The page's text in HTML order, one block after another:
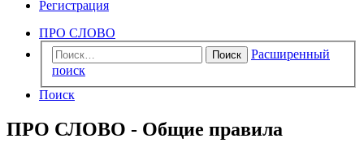
Регистрация
ПРО СЛОВО
Поиск
Расширенный
поиск
Поиск
ПРО СЛОВО - Общие правила